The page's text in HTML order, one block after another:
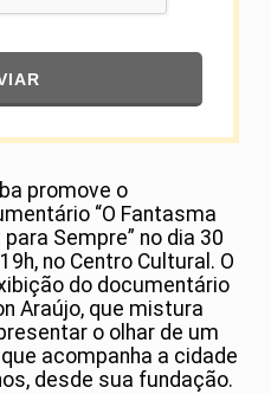
promove o
“O Fantasma
Sempre” no dia 30
no Centro Cultural. O
do documentário
Araújo, que mistura
o olhar de um
acompanha a cidade
desde sua fundação.